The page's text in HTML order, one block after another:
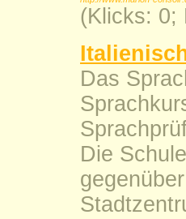
(Klicks: 0;
Das
Die